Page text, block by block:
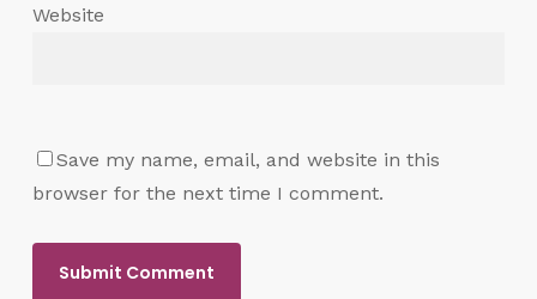
Website
Save my name, email, and website in this
browser for the next time I comment.